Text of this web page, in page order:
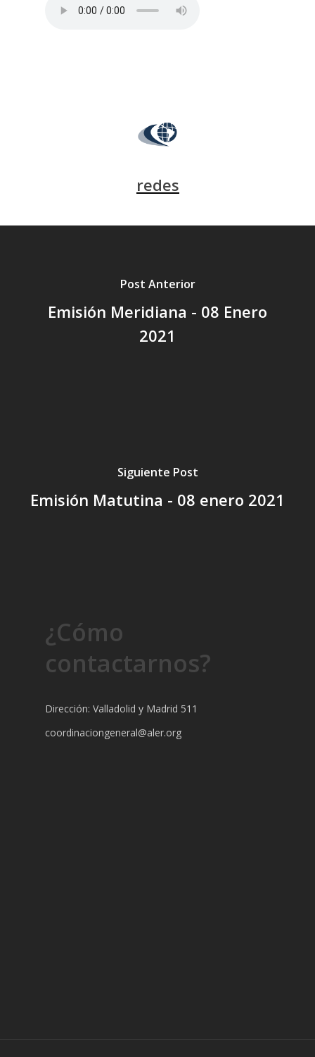
redes
Post Anterior
Emisión Meridiana - 08 Enero
2021
Siguiente Post
Emisión Matutina - 08 enero 2021
¿Cómo
contactarnos?
Dirección: Valladolid y Madrid 511
coordinaciongeneral@aler.org